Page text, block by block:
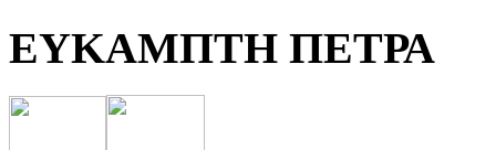
ΕΥΚΑΜΠΤΗ ΠΕΤΡΑ